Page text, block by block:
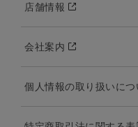
店舗情報
会社案内
個人情報の取り扱いにつ